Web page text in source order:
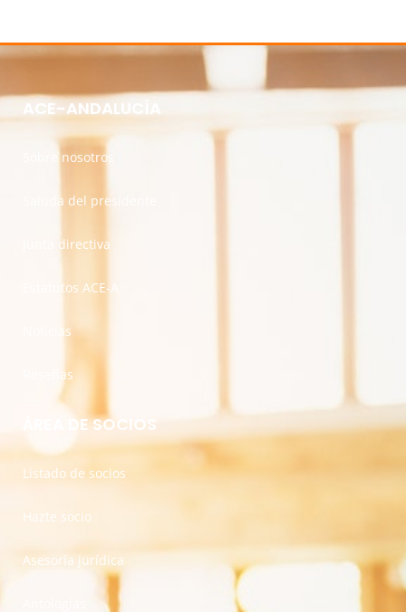
ACE-ANDALUCÍA
Sobre nosotros
Saluda del presidente
Junta directiva
Estatutos ACE-A
Noticias
Reseñas
ÁREA DE SOCIOS
Listado de socios
Hazte socio
Asesoría jurídica